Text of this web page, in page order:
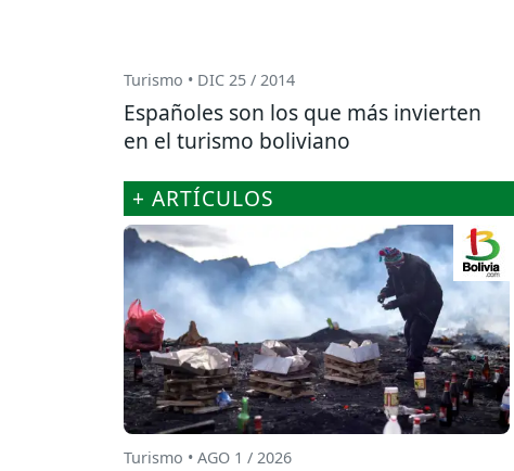
Turismo • DIC 25 / 2014
Españoles son los que más invierten
en el turismo boliviano
+ ARTÍCULOS
Turismo • AGO 1 / 2026